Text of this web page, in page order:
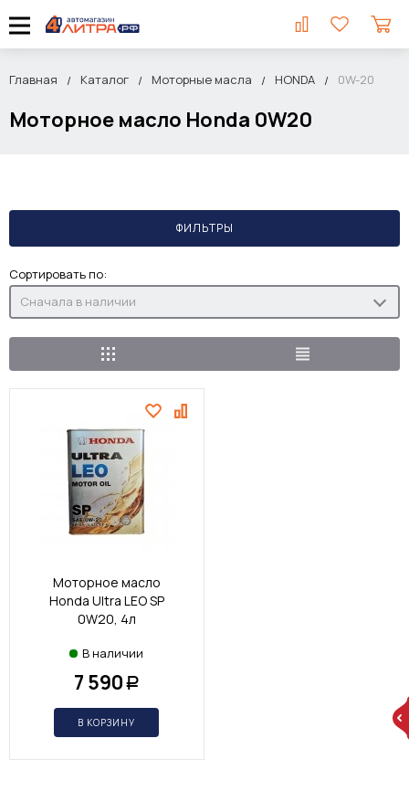
Главная Каталог Моторные масла HONDA 0W-20
Моторное масло Honda 0W20
ФИЛЬТРЫ
Сортировать по:
Сначала в наличии
Моторное масло
Honda Ultra LEO SP
0W20, 4л
В наличии
7 590 Р
В КОРЗИНУ